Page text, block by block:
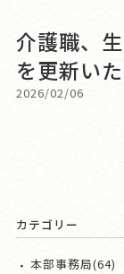
介護職、
を更新い
2026/02/06
カテゴリー
本部事務局(64)